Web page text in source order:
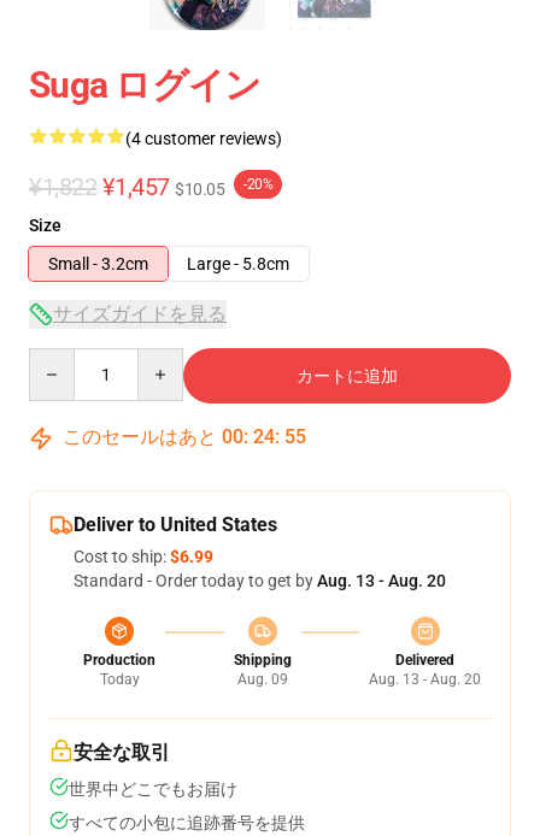
Suga ログイン
(4 customer reviews)
¥1,822 ¥1,457 $10.05 -20%
Size
Small - 3.2cm
Large - 5.8cm
サイズガイドを見る
カートに追加
このセールはあと 00: 24: 54
Deliver to United States
Cost to ship:$6.99
Standard - Order today to get byAug. 13 - Aug. 20
Production
Today
Shipping
Aug. 09
Delivered
Aug. 13 - Aug. 20
安全な取引
世界中どこでもお届け
すべての小包に追跡番号を提供